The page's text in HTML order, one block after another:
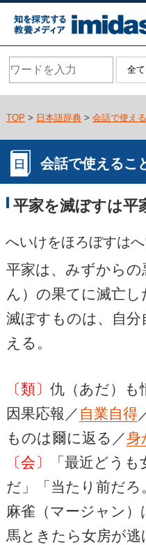
TOP > 日本語辞典> 会話で使え
会話で使えるこ
平家を滅ぼすは平
へいけをほろぼすは
平家は、みずからの
ん）の果てに滅亡
滅ぼすものは、自
える。
〔類〕 仇（あだ）も
因果応報／ 自業自得
ものは爾に返る／身
〔会〕
「最近どう
だ」「当たり前だろ
麻雀（マージャン
馬ときたら女房が